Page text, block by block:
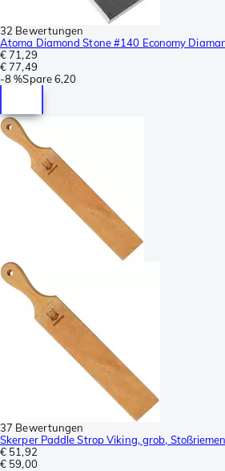
32 Bewertungen
Atoma Diamond Stone #140 Economy
€ 71,29
€ 77,49
-8 %Spare6,20
37 Bewertungen
Skerper Paddle Strop Viking, grob, Stoßriemen
€ 51,92
€ 59,00